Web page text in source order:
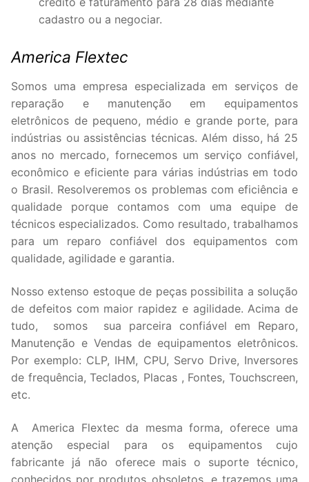
cadastro ou a negociar.
America Flextec
Somos uma empresa especializada em serviços de
reparação e manutenção em equipamentos
eletrônicos de pequeno, médio e grande porte, para
indústrias ou assistências técnicas. Além disso, há 25
anos no mercado, fornecemos um serviço confiável,
econômico e eficiente para várias indústrias em todo
o Brasil. Resolveremos os problemas com eficiência e
qualidade porque contamos com uma equipe de
técnicos especializados. Como resultado, trabalhamos
para um reparo confiável dos equipamentos com
qualidade, agilidade e garantia.
Nosso extenso estoque de peças possibilita a solução
de defeitos com maior rapidez e agilidade. Acima de
tudo, somos sua parceira confiável em Reparo,
Manutenção e Vendas de equipamentos eletrônicos.
Por exemplo: CLP, IHM, CPU, Servo Drive, Inversores
de frequência, Teclados, Placas , Fontes, Touchscreen,
etc.
A America Flextec da mesma forma, oferece uma
atenção especial para os equipamentos cujo
fabricante já não oferece mais o suporte técnico,
conhecidos por produtos obsoletos, e trazemos uma